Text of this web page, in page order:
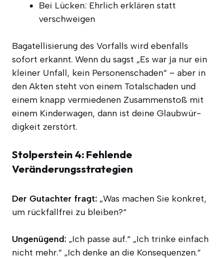
Bei Lücken: Ehr­lich erklä­ren statt
verschweigen
Baga­tel­li­sie­rung des Vor­falls wird eben­falls
sofort erkannt. Wenn du sagst „Es war ja nur ein
klei­ner Unfall, kein Per­so­nen­scha­den“ – aber in
den Akten steht von einem Total­scha­den und
einem knapp ver­mie­de­nen Zusam­men­stoß mit
einem Kin­der­wa­gen, dann ist dei­ne Glaub­wür­
dig­keit zerstört.
Stolperstein 4: Fehlende
Veränderungsstrategien
Der Gut­ach­ter fragt: „Was machen Sie kon­kret,
um rück­fall­frei zu bleiben?“
Unge­nü­gend: „Ich pas­se auf.“ „Ich trin­ke ein­fach
nicht mehr.“ „Ich den­ke an die Konsequenzen.“